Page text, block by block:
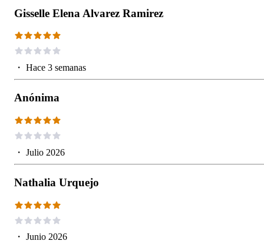
Gisselle Elena Alvarez Ramirez
・ Hace 3 semanas
Anónima
・ Julio 2026
Nathalia Urquejo
・ Junio 2026